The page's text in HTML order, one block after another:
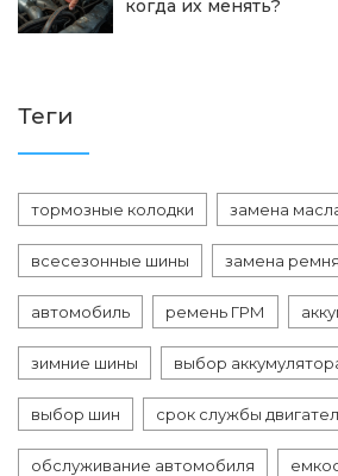
когда их менять?
Теги
тормозные колодки замена
всесезонные шины замена
автомобиль ремень ГРМ
зимние шины выбор
выбор шин срок службы
обслуживание автомобиля